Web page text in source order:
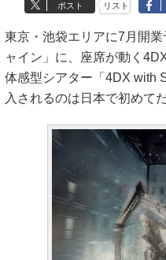
ポスト リスト
東京・池袋エリアに7月開
ャイン」に、座席が動く
体感型シアター「4DX with
入されるのは日本で初めて